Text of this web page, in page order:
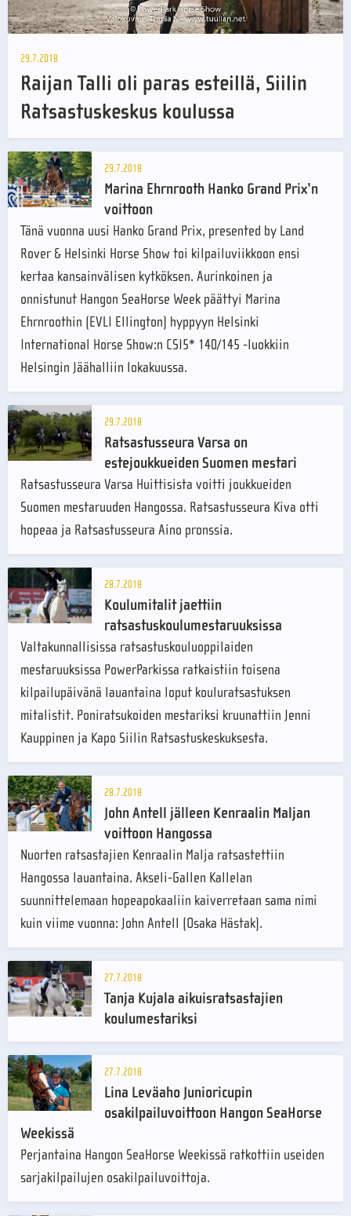
29.7.2018
Raijan Talli oli paras esteillä, Siilin
Ratsastuskeskus koulussa
29.7.2018
Marina Ehrnrooth Hanko Grand Prix’n
voittoon
Tänä vuonna uusi Hanko Grand Prix, presented by Land
Rover & Helsinki Horse Show toi kilpailuviikkoon ensi
kertaa kansainvälisen kytköksen. Aurinkoinen ja
onnistunut Hangon SeaHorse Week päättyi Marina
Ehrnroothin (EVLI Ellington) hyppyyn Helsinki
International Horse Show:n CSI5* 140/145 -luokkiin
Helsingin Jäähalliin lokakuussa.
29.7.2018
Ratsastusseura Varsa on
estejoukkueiden Suomen mestari
Ratsastusseura Varsa Huittisista voitti joukkueiden
Suomen mestaruuden Hangossa. Ratsastusseura Kiva otti
hopeaa ja Ratsastusseura Aino pronssia.
28.7.2018
Koulumitalit jaettiin
ratsastuskoulumestaruuksissa
Valtakunnallisissa ratsastuskouluoppilaiden
mestaruuksissa PowerParkissa ratkaistiin toisena
kilpailupäivänä lauantaina loput kouluratsastuksen
mitalistit. Poniratsukoiden mestariksi kruunattiin Jenni
Kauppinen ja Kapo Siilin Ratsastuskeskuksesta.
28.7.2018
John Antell jälleen Kenraalin Maljan
voittoon Hangossa
Nuorten ratsastajien Kenraalin Malja ratsastettiin
Hangossa lauantaina. Akseli-Gallen Kallelan
suunnittelemaan hopeapokaaliin kaiverretaan sama nimi
kuin viime vuonna: John Antell (Osaka Hästak).
27.7.2018
Tanja Kujala aikuisratsastajien
koulumestariksi
27.7.2018
Lina Leväaho Junioricupin
osakilpailuvoittoon Hangon SeaHorse
Weekissä
Perjantaina Hangon SeaHorse Weekissä ratkottiin useiden
sarjakilpailujen osakilpailuvoittoja.